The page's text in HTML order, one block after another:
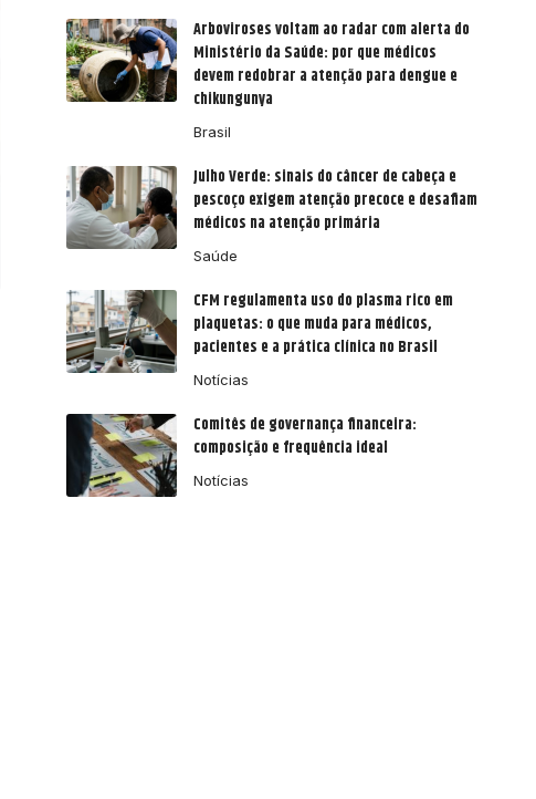
Arboviroses voltam ao radar com alerta do
Ministério da Saúde: por que médicos
devem redobrar a atenção para dengue e
chikungunya
Brasil
Julho Verde: sinais do câncer de cabeça e
pescoço exigem atenção precoce e desafiam
médicos na atenção primária
Saúde
CFM regulamenta uso do plasma rico em
plaquetas: o que muda para médicos,
pacientes e a prática clínica no Brasil
Notícias
Comitês de governança financeira:
composição e frequência ideal
Notícias